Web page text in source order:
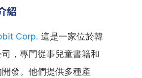
紹
Corp. 這是一家位於韓
，專門從事兒童書籍和
發。他們提供多種產